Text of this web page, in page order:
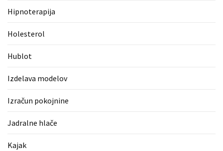
Hipnoterapija
Holesterol
Hublot
Izdelava modelov
Izračun pokojnine
Jadralne hlače
Kajak